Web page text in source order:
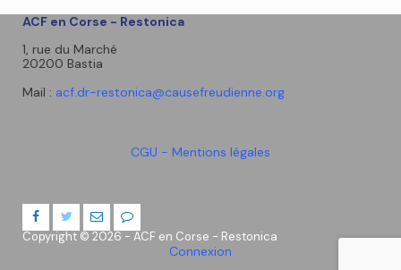
ACF en Corse - Restonica
1, rue du Marché
20200 Bastia
Mail : acf.dr-restonica@causefreudienne.org
CGU - Mentions légales
Copyright © 2026 - ACF en Corse - Restonica
Connexion